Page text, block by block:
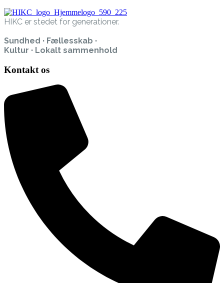
HIKC er stedet for generationer.
Sundhed · Fællesskab ·
Kultur · Lokalt sammenhold
Kontakt os